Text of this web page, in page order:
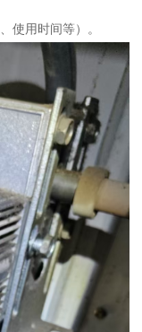
使用时间等）。